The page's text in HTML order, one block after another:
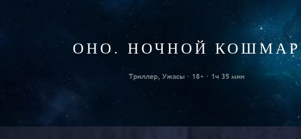
ОНО. НОЧНОЙ КОШМАР
Триллер, Ужасы 18+ 1ч 35 мин